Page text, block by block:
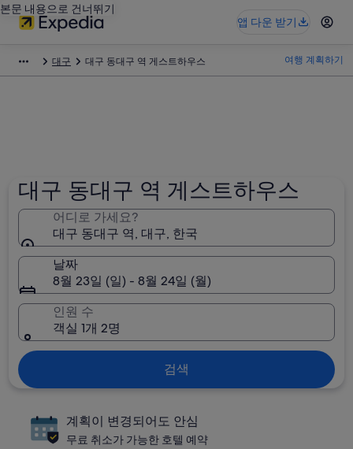
본문 내용으로 건너뛰기
앱 다운 받기
대구 대구 동대구 역 게스트하우스 여행 계획하기
대구 동대구 역 게스트하우스
어디로 가세요?
대구 동대구 역, 대구, 한국
날짜
8월 23일 (일) - 8월 24일 (월)
인원 수
객실 1개 2명
검색
계획이 변경되어도 안심
무료 취소가 가능한 호텔 예약